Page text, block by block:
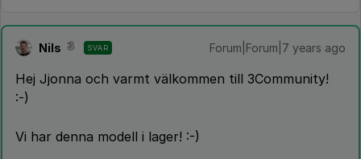
Nils SVAR Forum|Forum|7 years ago
Hej Jjonna och varmt välkommen till 3Community!
:-)
Vi har denna modell i lager! :-)